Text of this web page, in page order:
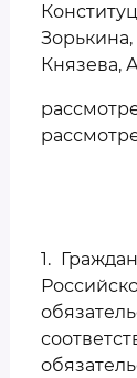
Князева,
1.